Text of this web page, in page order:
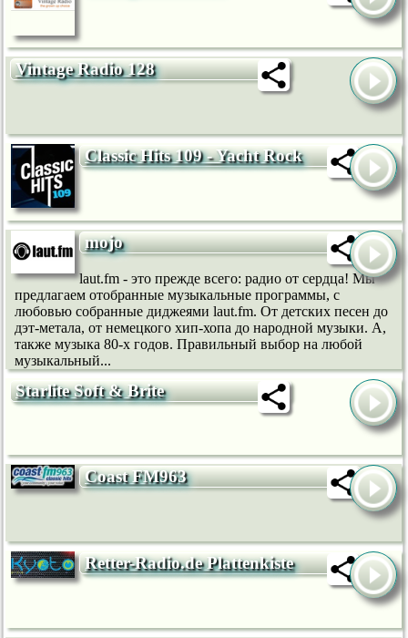
Vintage Radio 128
Classic Hits 109 - Yacht Rock
mojo
laut.fm - это прежде всего: радио от сердца! Мы
предлагаем отобранные музыкальные программы, с
любовью собранные диджеями laut.fm. От детских песен до
дэт-метала, от немецкого хип-хопа до народной музыки. А,
также музыка 80-х годов. Правильный выбор на любой
музыкальный...
Starlite Soft & Brite
Coast FM963
Retter-Radio.de Plattenkiste